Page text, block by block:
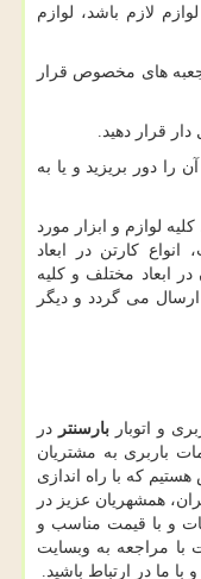
لازم باشد، لوازم
های مخصوص قرار
قرار دهید.
را دور بریزید و یا به
لوازم و ابزار مورد
کارتن در ابعاد
ابعاد مختلف و کلیه
می گردد و دیگر
و اتوبار بارسنتر در
باربری به مشتریان
که با راه اندازی
همشهریان عزیز در
و با قیمت مناسب و
با مراجعه به وبسایت
ما در ارتباط باشید.